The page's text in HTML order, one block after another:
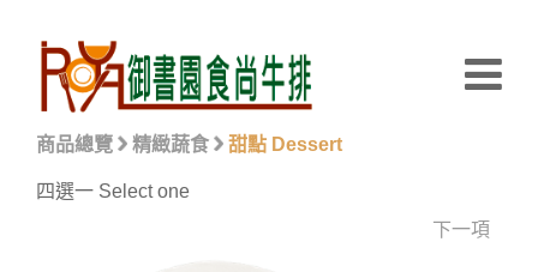
商品總覽 精緻蔬食 甜點 Dessert
四選一 Select one
下一項